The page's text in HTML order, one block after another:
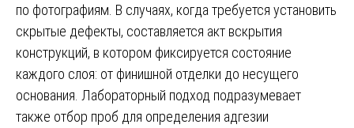
по фотографиям. В случаях, когда требуется установить
скрытые дефекты, составляется акт вскрытия
конструкций, в котором фиксируется состояние
каждого слоя: от финишной отделки до несущего
основания. Лабораторный подход подразумевает
также отбор проб для определения адгезии